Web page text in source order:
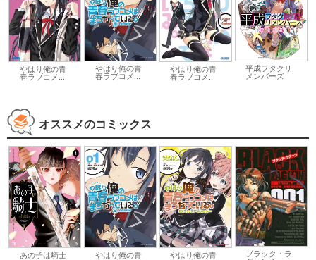
やはり俺の青
春ラブコメ...
やはり俺の青
春ラブコメ...
やはり俺の青
春ラブコメ...
平成ヲタクリ
メンバーズ
オススメのコミックス
あの子は騎士
やはり俺の青
やはり俺の青
ブラック・ラ